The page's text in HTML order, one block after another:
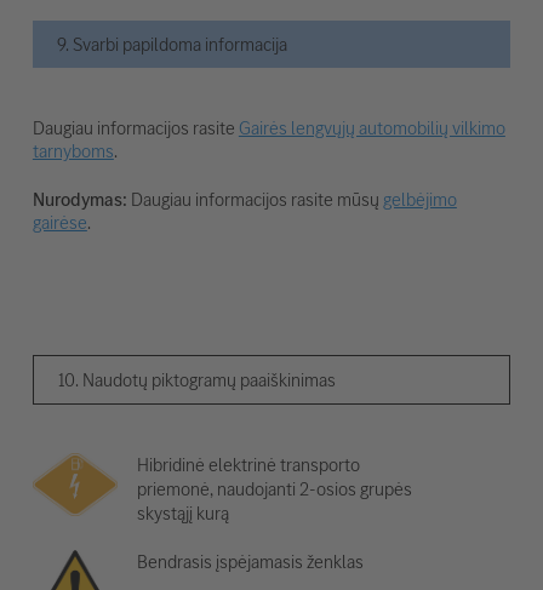
9. Svarbi papildoma informacija
Daugiau informacijos rasite Gairės lengvųjų automobilių vilkimo
tarnyboms.
Nurodymas: Daugiau informacijos rasite mūsų gelbėjimo
gairėse.
10. Naudotų piktogramų paaiškinimas
Hibridinė elektrinė transporto
priemonė, naudojanti 2-osios grupės
skystąjį kurą
Bendrasis įspėjamasis ženklas